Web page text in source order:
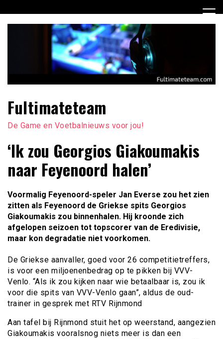
naar
Fultimateteam
De Game en Voetbalnieuws voor jou!
‘Ik zou Georgios Giakoumakis
naar Feyenoord halen’
Voormalig Feyenoord-speler Jan Everse zou het zien
zitten als Feyenoord de Griekse spits Georgios
Giakoumakis zou binnenhalen. Hij kroonde zich
afgelopen seizoen tot topscorer van de Eredivisie,
maar kon degradatie niet voorkomen.
De Griekse aanvaller, goed voor 26 competitietreffers,
is voor een miljoenenbedrag op te pikken bij VVV-
Venlo. “Als ik zou kijken naar wie betaalbaar is, zou ik
voor die spits van VVV-Venlo gaan”, aldus de oud-
trainer in gesprek met RTV Rijnmond
Aan tafel bij Rijnmond stuit het op weerstand, aangezien
Giakoumakis vooralsnog niets meer is dan een